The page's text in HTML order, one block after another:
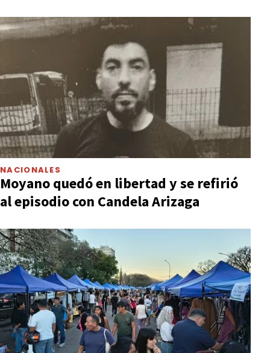
NACIONALES
Moyano quedó en libertad y se refirió
al episodio con Candela Arizaga